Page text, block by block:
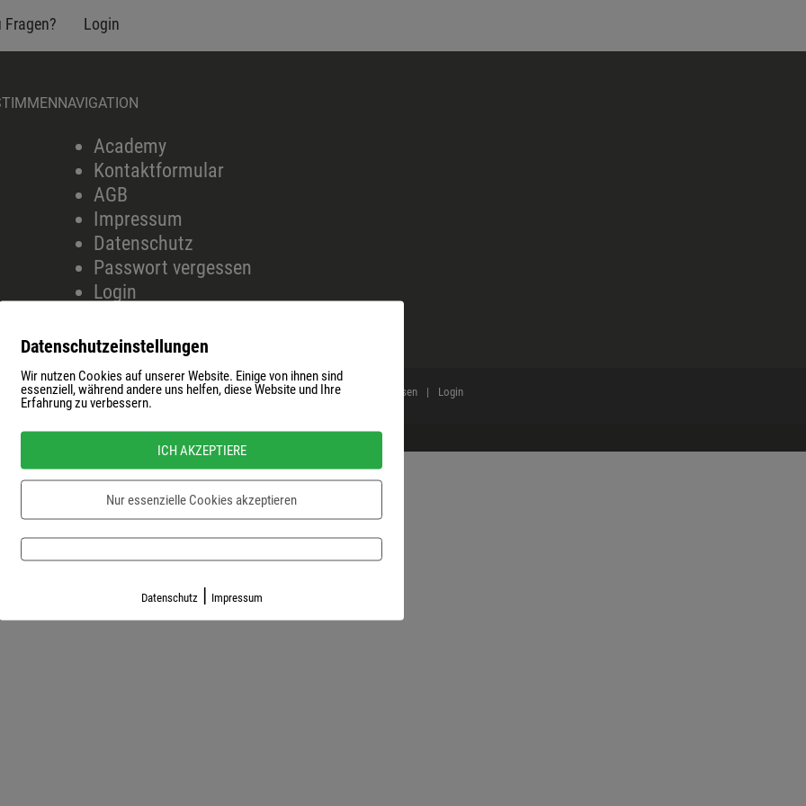
Fragen? Login
NAVIGATION
Academy
Kontaktformular
AGB
Impressum
Datenschutz
Passwort vergessen
Login
Kontaktformular AGB Impressum Datenschutz Passwort vergessen Login
Datenschutzeinstellungen
Wir nutzen Cookies auf unserer Website. Einige von ihnen sind
essenziell, während andere uns helfen, diese Website und Ihre
Erfahrung zu verbessern.
ICH AKZEPTIERE
Nur essenzielle Cookies akzeptieren
Datenschutz | Impressum